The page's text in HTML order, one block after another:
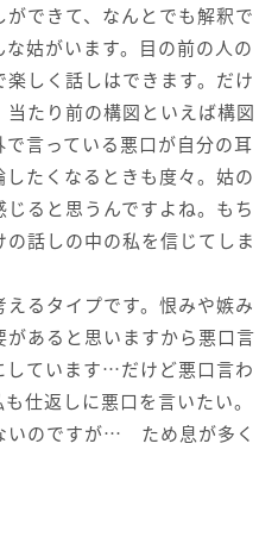
できて、なんとでも解釈で
姑がいます。目の前の人の
しく話しはできます。だけ
たり前の構図といえば構図
言っている悪口が自分の耳
たくなるときも度々。姑の
ると思うんですよね。もち
話しの中の私を信じてしま
るタイプです。恨みや嫉み
あると思いますから悪口言
しています…だけど悪口言わ
仕返しに悪口を言いたい。
いのですが… ため息が多く